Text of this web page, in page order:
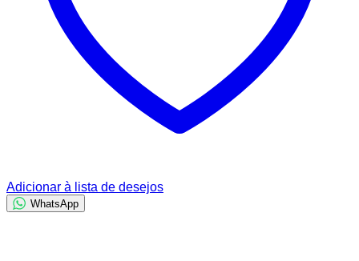
Adicionar à lista de desejos
WhatsApp